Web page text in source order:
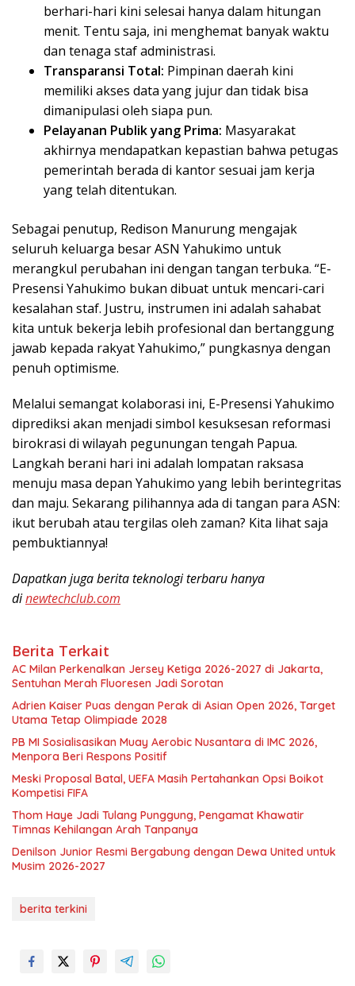
berhari-hari kini selesai hanya dalam hitungan
menit. Tentu saja, ini menghemat banyak waktu
dan tenaga staf administrasi.
Transparansi Total: Pimpinan daerah kini
memiliki akses data yang jujur dan tidak bisa
dimanipulasi oleh siapa pun.
Pelayanan Publik yang Prima: Masyarakat
akhirnya mendapatkan kepastian bahwa petugas
pemerintah berada di kantor sesuai jam kerja
yang telah ditentukan.
Sebagai penutup, Redison Manurung mengajak
seluruh keluarga besar ASN Yahukimo untuk
merangkul perubahan ini dengan tangan terbuka. “E-
Presensi Yahukimo bukan dibuat untuk mencari-cari
kesalahan staf. Justru, instrumen ini adalah sahabat
kita untuk bekerja lebih profesional dan bertanggung
jawab kepada rakyat Yahukimo,” pungkasnya dengan
penuh optimisme.
Melalui semangat kolaborasi ini, E-Presensi Yahukimo
diprediksi akan menjadi simbol kesuksesan reformasi
birokrasi di wilayah pegunungan tengah Papua.
Langkah berani hari ini adalah lompatan raksasa
menuju masa depan Yahukimo yang lebih berintegritas
dan maju. Sekarang pilihannya ada di tangan para ASN:
ikut berubah atau tergilas oleh zaman? Kita lihat saja
pembuktiannya!
Dapatkan juga berita teknologi terbaru hanya
dinewtechclub.com
Berita Terkait
AC Milan Perkenalkan Jersey Ketiga 2026-2027 di Jakarta,
Sentuhan Merah Fluoresen Jadi Sorotan
Adrien Kaiser Puas dengan Perak di Asian Open 2026, Target
Utama Tetap Olimpiade 2028
PB MI Sosialisasikan Muay Aerobic Nusantara di IMC 2026,
Menpora Beri Respons Positif
Meski Proposal Batal, UEFA Masih Pertahankan Opsi Boikot
Kompetisi FIFA
Thom Haye Jadi Tulang Punggung, Pengamat Khawatir
Timnas Kehilangan Arah Tanpanya
Denilson Junior Resmi Bergabung dengan Dewa United untuk
Musim 2026-2027
berita terkini